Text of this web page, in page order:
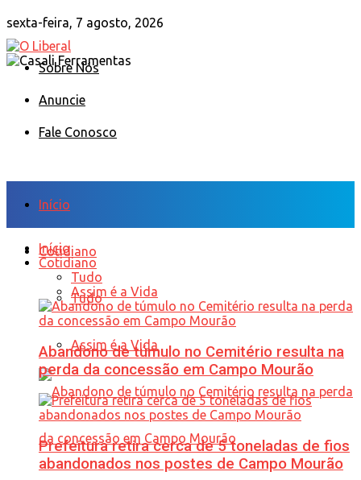
sexta-feira, 7 agosto, 2026
Sobre Nós
Anuncie
Fale Conosco
Início
Cotidiano
Tudo
Assim é a Vida
Início
Cotidiano
Tudo
Assim é a Vida
Abandono de túmulo no Cemitério resulta na
perda da concessão em Campo Mourão
Prefeitura retira cerca de 5 toneladas de fios
abandonados nos postes de Campo Mourão